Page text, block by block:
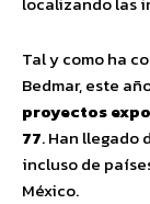
Tal y como ha
Bedmar, este
proyectos
77. Han llegado
incluso de
México.